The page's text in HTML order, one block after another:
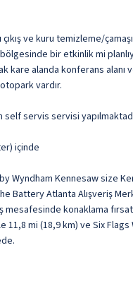
ve kuru temizleme/
bir etkinlik mi
kare alanda konferans alanı
vardır.
servis servisi
içinde
Wyndham Kennesaw size
Battery Atlanta Alışveriş
mesafesinde konaklama
11,8 mi (18,9 km) ve Six